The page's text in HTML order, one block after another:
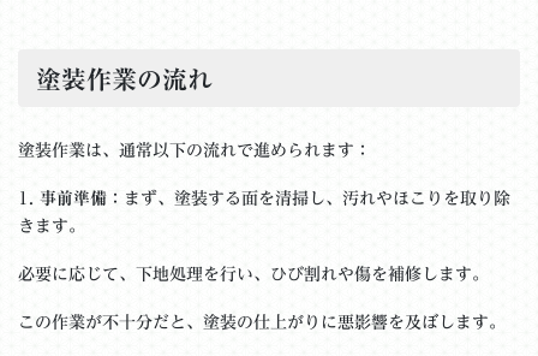
塗装作業の流れ
塗装作業は、通常以下の流れで進められます：
1. 事前準備 ：まず、塗装する面を清掃し、汚れやほこりを取り除
きます。
必要に応じて、下地処理を行い、ひび割れや傷を補修します。
この作業が不十分だと、塗装の仕上がりに悪影響を及ぼします。